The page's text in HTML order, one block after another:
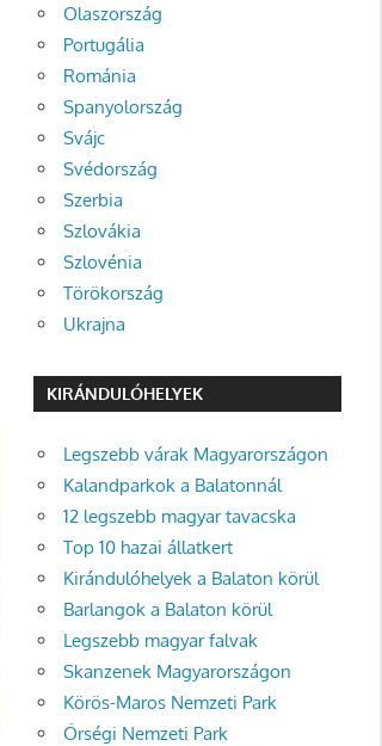
Olaszország
Portugália
Románia
Spanyolország
Svájc
Svédország
Szerbia
Szlovákia
Szlovénia
Törökország
Ukrajna
KIRÁNDULÓHELYEK
Legszebb várak Magyarországon
Kalandparkok a Balatonnál
12 legszebb magyar tavacska
Top 10 hazai állatkert
Kirándulóhelyek a Balaton körül
Barlangok a Balaton körül
Legszebb magyar falvak
Skanzenek Magyarországon
Körös-Maros Nemzeti Park
Őrségi Nemzeti Park